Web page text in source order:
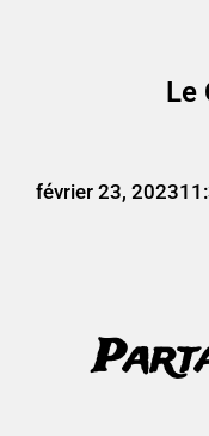
Le
février 23, 2023